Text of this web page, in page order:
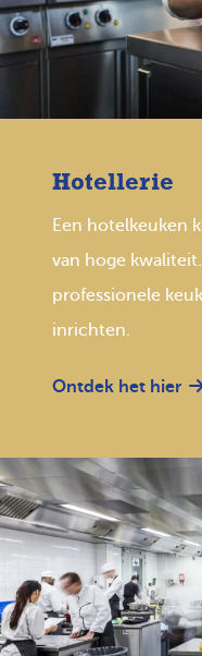
Hotellerie
Een hotelkeuken
van hoge
professionele
inrichten.
Ontdek het hier